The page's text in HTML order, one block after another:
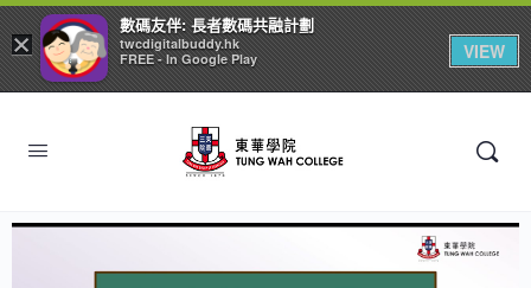
×
數碼友伴: 長者數碼共融計劃
twcdigitalbuddy.hk
FREE - In Google Play
VIEW